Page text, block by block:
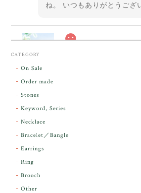
ね。 いつもありがとうござ
ンダラで感動しました。素敵な箱と
下さり、ありがとうございました。
レビューをありがとうござ
CATEGORY
On Sale
Order made
Stones
Keyword, Series
Necklace
Bracelet／Bangle
Earrings
Ring
Brooch
Other